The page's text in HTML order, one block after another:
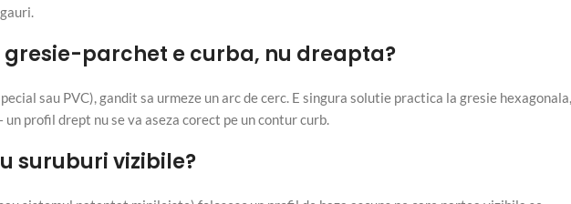
parchet e curba, nu dreapta?
sau PVC), gandit sa urmeze un arc de cerc. E singura solutie practica la gresie hexagonala,
profil drept nu se va aseza corect pe un contur curb.
suruburi vizibile?